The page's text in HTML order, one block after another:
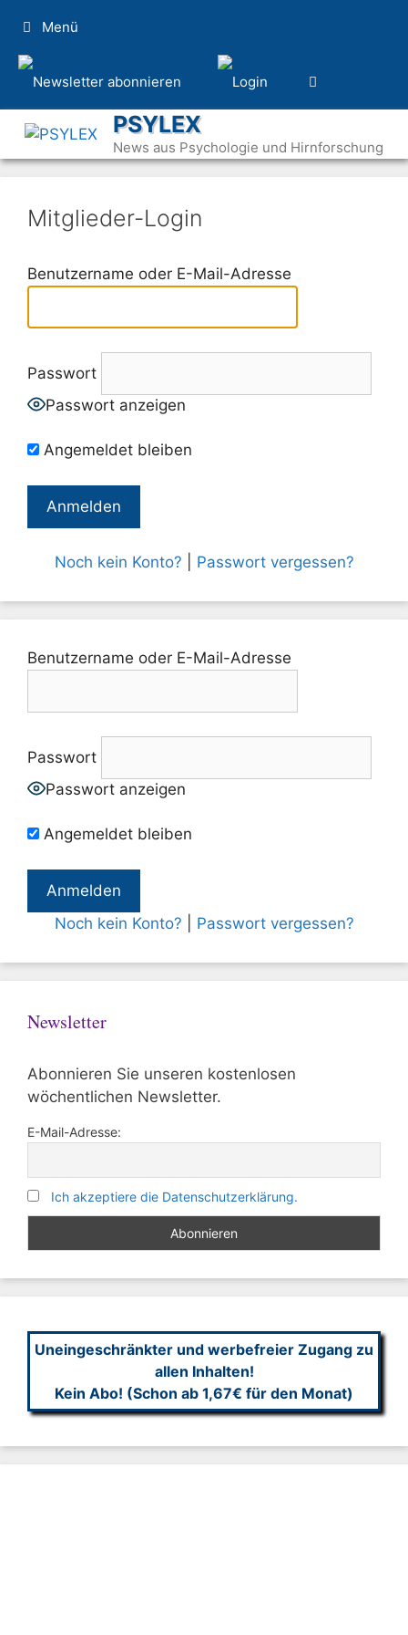
Inhalt
springen
Menü
PSYLEX
News aus Psychologie und Hirnforschung
Mitglieder-Login
Benutzername oder E-Mail-Adresse
Passwort
Passwort anzeigen
Angemeldet bleiben
Noch kein Konto? Passwort vergessen?
Benutzername oder E-Mail-Adresse
Passwort
Passwort anzeigen
Angemeldet bleiben
Noch kein Konto? Passwort vergessen?
Newsletter
Abonnieren Sie unseren kostenlosen
wöchentlichen Newsletter.
E-Mail-Adresse:
Ich akzeptiere die Datenschutzerklärung.
Uneingeschränkter und werbefreier Zugang zu
allen Inhalten!
Kein Abo! (Schon ab 1,67€ für den Monat)